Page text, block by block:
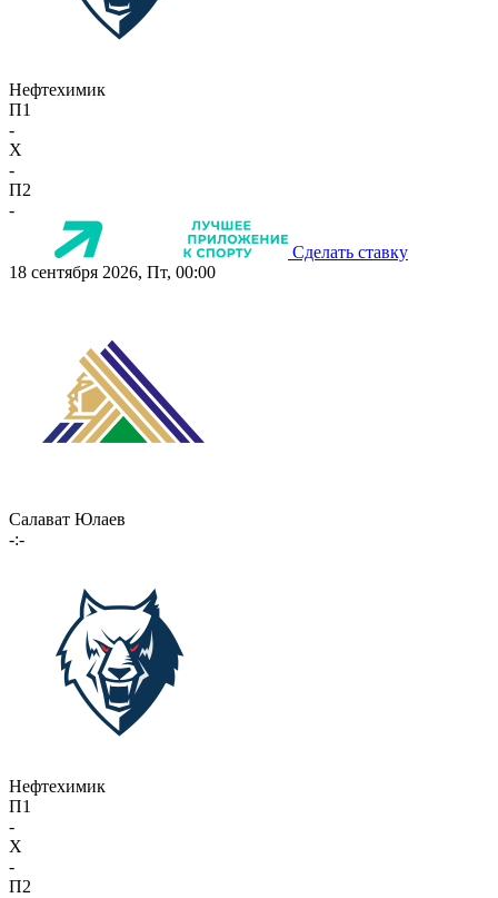
Нефтехимик
П1
-
X
-
П2
-
Сделать ставку
18 сентября 2026, Пт, 00:00
Салават Юлаев
-:-
Нефтехимик
П1
-
X
-
П2